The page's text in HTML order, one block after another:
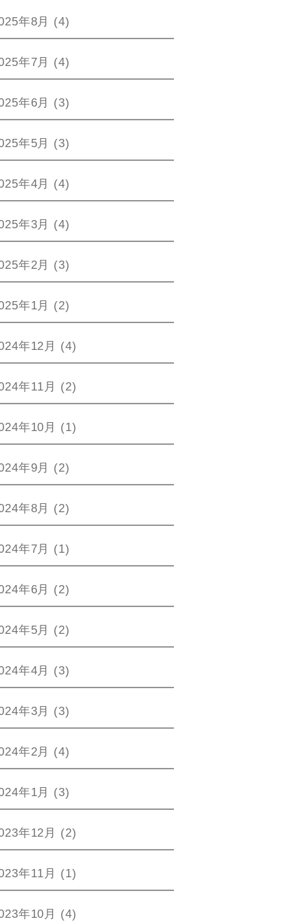
年8月 (4)
年7月 (4)
年6月 (3)
年5月 (3)
年4月 (4)
年3月 (4)
年2月 (3)
年1月 (2)
年12月 (4)
年11月 (2)
年10月 (1)
年9月 (2)
年8月 (2)
年7月 (1)
年6月 (2)
年5月 (2)
年4月 (3)
年3月 (3)
年2月 (4)
年1月 (3)
年12月 (2)
年11月 (1)
年10月 (4)